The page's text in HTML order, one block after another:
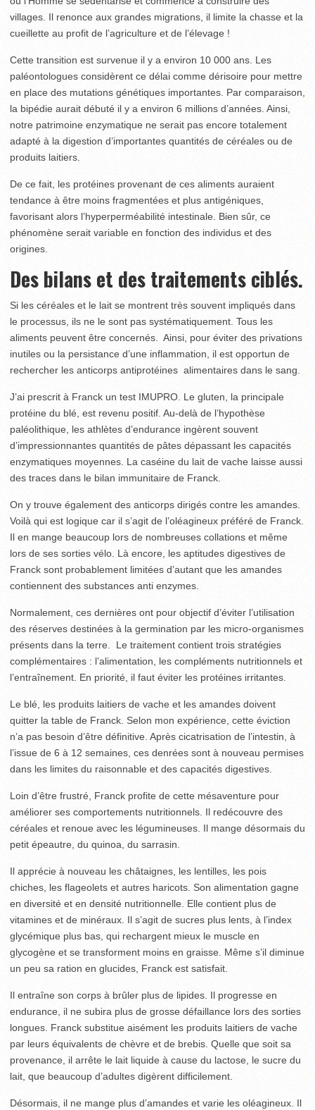
villages. Il renonce aux grandes migrations, il limite la chasse et la
cueillette au profit de l’agriculture et de l’élevage !
Cette transition est survenue il y a environ 10 000 ans. Les
paléontologues considèrent ce délai comme dérisoire pour mettre
en place des mutations génétiques importantes. Par comparaison,
la bipédie aurait débuté il y a environ 6 millions d’années. Ainsi,
notre patrimoine enzymatique ne serait pas encore totalement
adapté à la digestion d’importantes quantités de céréales ou de
produits laitiers.
De ce fait, les protéines provenant de ces aliments auraient
tendance à être moins fragmentées et plus antigéniques,
favorisant alors l’hyperperméabilité intestinale. Bien sûr, ce
phénomène serait variable en fonction des individus et des
origines.
Des bilans et des traitements ciblés.
Si les céréales et le lait se montrent très souvent impliqués dans
le processus, ils ne le sont pas systématiquement. Tous les
aliments peuvent être concernés. Ainsi, pour éviter des privations
inutiles ou la persistance d’une inflammation, il est opportun de
rechercher les anticorps antiprotéines alimentaires dans le sang.
J’ai prescrit à Franck un test IMUPRO. Le gluten, la principale
protéine du blé, est revenu positif. Au-delà de l’hypothèse
paléolithique, les athlètes d’endurance ingèrent souvent
d’impressionnantes quantités de pâtes dépassant les capacités
enzymatiques moyennes. La caséine du lait de vache laisse aussi
des traces dans le bilan immunitaire de Franck.
On y trouve également des anticorps dirigés contre les amandes.
Voilà qui est logique car il s’agit de l’oléagineux préféré de Franck.
Il en mange beaucoup lors de nombreuses collations et même
lors de ses sorties vélo. Là encore, les aptitudes digestives de
Franck sont probablement limitées d’autant que les amandes
contiennent des substances anti enzymes.
Normalement, ces dernières ont pour objectif d’éviter l’utilisation
des réserves destinées à la germination par les micro-organismes
présents dans la terre. Le traitement contient trois stratégies
complémentaires : l’alimentation, les compléments nutritionnels et
l’entraînement. En priorité, il faut éviter les protéines irritantes.
Le blé, les produits laitiers de vache et les amandes doivent
quitter la table de Franck. Selon mon expérience, cette éviction
n’a pas besoin d’être définitive. Après cicatrisation de l’intestin, à
l’issue de 6 à 12 semaines, ces denrées sont à nouveau permises
dans les limites du raisonnable et des capacités digestives.
Loin d’être frustré, Franck profite de cette mésaventure pour
améliorer ses comportements nutritionnels. Il redécouvre des
céréales et renoue avec les légumineuses. Il mange désormais du
petit épeautre, du quinoa, du sarrasin.
Il apprécie à nouveau les châtaignes, les lentilles, les pois
chiches, les flageolets et autres haricots. Son alimentation gagne
en diversité et en densité nutritionnelle. Elle contient plus de
vitamines et de minéraux. Il s’agit de sucres plus lents, à l’index
glycémique plus bas, qui rechargent mieux le muscle en
glycogène et se transforment moins en graisse. Même s’il diminue
un peu sa ration en glucides, Franck est satisfait.
Il entraîne son corps à brûler plus de lipides. Il progresse en
endurance, il ne subira plus de grosse défaillance lors des sorties
longues. Franck substitue aisément les produits laitiers de vache
par leurs équivalents de chèvre et de brebis. Quelle que soit sa
provenance, il arrête le lait liquide à cause du lactose, le sucre du
lait, que beaucoup d’adultes digèrent difficilement.
Désormais, il ne mange plus d’amandes et varie les oléagineux. Il